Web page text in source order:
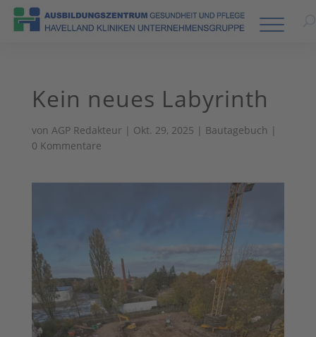
Kein neues Labyrinth
von AGP Redakteur | Okt. 29, 2025 | Bautagebuch |
0 Kommentare